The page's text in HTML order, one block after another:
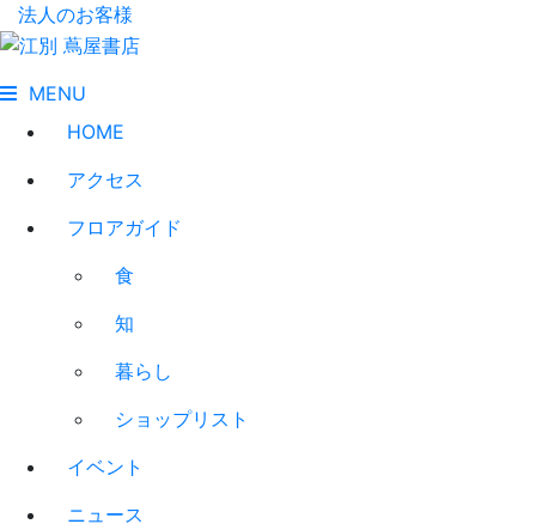
法人のお客様
MENU
HOME
アクセス
フロアガイド
食
知
暮らし
ショップリスト
イベント
ニュース